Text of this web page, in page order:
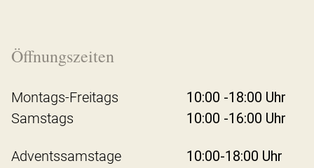
Öffnungszeiten
Montags-Freitags
10:00 -18:00 Uhr
Samstags
10:00 -16:00 Uhr
Adventssamstage
10:00-18:00 Uhr